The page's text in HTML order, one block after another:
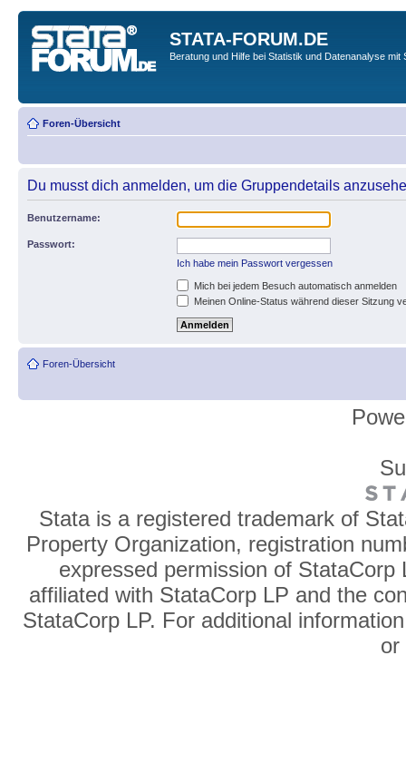
STATA-FORUM.DE
Beratung und Hilfe bei Statistik und Datenanalyse mit
Foren-Übersicht
Du musst dich anmelden, um die Gruppendetails
Benutzername:
Passwort:
Ich habe mein Passwort vergessen
Mich bei jedem Besuch automatisch anmelden
Meinen Online-Status während dieser Sitzung
Foren-Übersicht
Stata is a registered trademark of
Property Organization, registration
expressed permission of
affiliated with StataCorp LP and the
StataCorp LP. For additional
or